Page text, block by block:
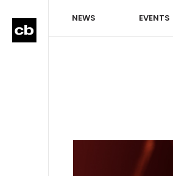
NEWS EVENTS